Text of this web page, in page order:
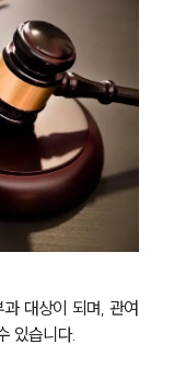
대상이 되며, 관여
있습니다.